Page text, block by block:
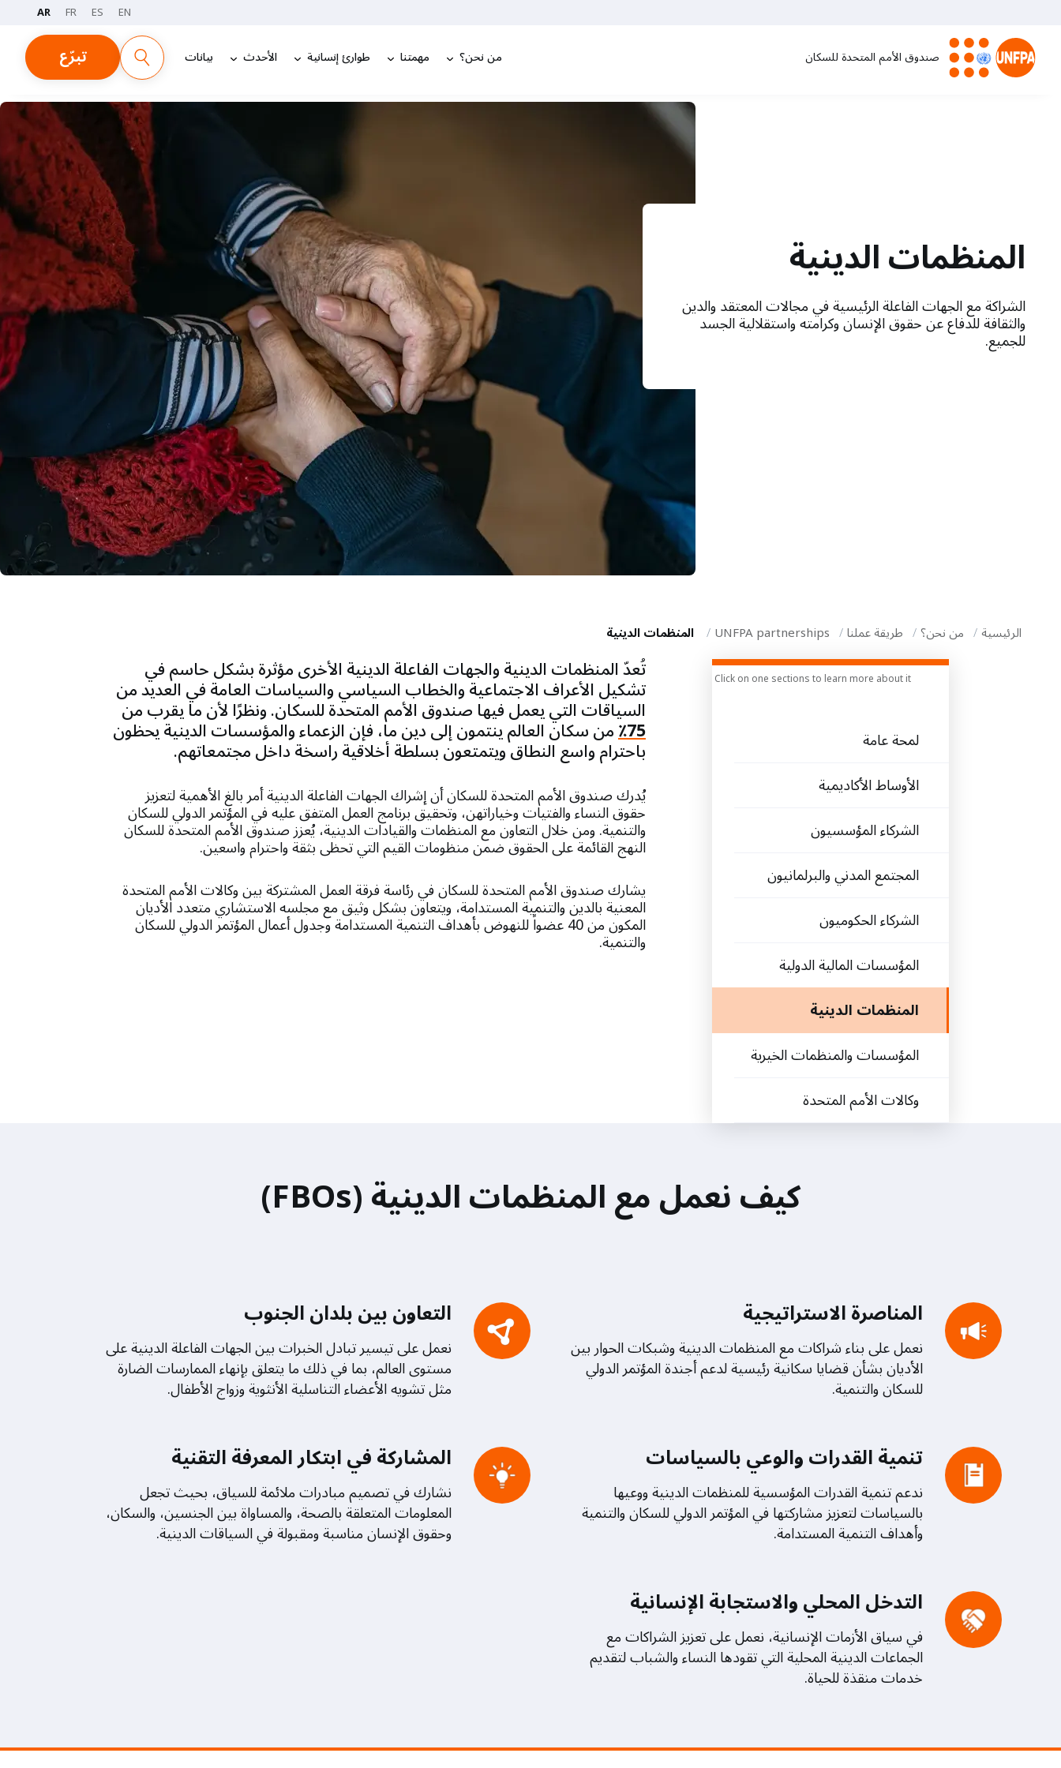
المحتوى
الرئيسي
EN
ES
FR
AR
صندوق الأمم المتحدة للسكان من نحن؟ مهمتنا طوارئ إنسانية الأحدث بيانات تبرّع
المنظمات الدينية
الشراكة مع الجهات الفاعلة الرئيسية في مجالات المعتقد والدين
والثقافة للدفاع عن حقوق الإنسان وكرامته واستقلالية الجسد
للجميع.
الرئيسية من نحن؟ طريقة عملنا UNFPA partnerships المنظمات الدينية
Click on one sections to learn more about it
‫لمحة عامة
الأوساط الأكاديمية
الشركاء المؤسسيون
المجتمع المدني والبرلمانيون
الشركاء الحكوميون
المؤسسات المالية الدولية
المنظمات الدينية
المؤسسات والمنظمات الخيرية
وكالات الأمم المتحدة
تُعدّ المنظمات الدينية والجهات الفاعلة الدينية الأخرى مؤثرة بشكل حاسم في
تشكيل الأعراف الاجتماعية والخطاب السياسي والسياسات العامة في العديد من
السياقات التي يعمل فيها صندوق الأمم المتحدة للسكان. ونظرًا لأن ما يقرب من
75٪ من سكان العالم ينتمون إلى دين ما، فإن الزعماء والمؤسسات الدينية يحظون
باحترام واسع النطاق ويتمتعون بسلطة أخلاقية راسخة داخل مجتمعاتهم.
يُدرك صندوق الأمم المتحدة للسكان أن إشراك الجهات الفاعلة الدينية أمر بالغ الأهمية لتعزيز
حقوق النساء والفتيات وخياراتهن، وتحقيق برنامج العمل المتفق عليه في المؤتمر الدولي للسكان
والتنمية. ومن خلال التعاون مع المنظمات والقيادات الدينية، يُعزز صندوق الأمم المتحدة للسكان
النهج القائمة على الحقوق ضمن منظومات القيم التي تحظى بثقة واحترام واسعين.
يشارك صندوق الأمم المتحدة للسكان في رئاسة فرقة العمل المشتركة بين وكالات الأمم المتحدة
المعنية بالدين والتنمية المستدامة، ويتعاون بشكل وثيق مع مجلسه الاستشاري متعدد الأديان
المكون من 40 عضواً للنهوض بأهداف التنمية المستدامة وجدول أعمال المؤتمر الدولي للسكان
والتنمية.
كيف نعمل مع المنظمات الدينية (FBOs)
المناصرة الاستراتيجية
نعمل على بناء شراكات مع المنظمات الدينية وشبكات الحوار بين
الأديان بشأن قضايا سكانية رئيسية لدعم أجندة المؤتمر الدولي
للسكان والتنمية.
التعاون بين بلدان الجنوب
نعمل على تيسير تبادل الخبرات بين الجهات الفاعلة الدينية على
مستوى العالم، بما في ذلك ما يتعلق بإنهاء الممارسات الضارة
مثل تشويه الأعضاء التناسلية الأنثوية وزواج الأطفال.
تنمية القدرات والوعي بالسياسات
ندعم تنمية القدرات المؤسسية للمنظمات الدينية ووعيها
بالسياسات لتعزيز مشاركتها في المؤتمر الدولي للسكان والتنمية
وأهداف التنمية المستدامة.
المشاركة في ابتكار المعرفة التقنية
نشارك في تصميم مبادرات ملائمة للسياق، بحيث تجعل
المعلومات المتعلقة بالصحة، والمساواة بين الجنسين، والسكان،
وحقوق الإنسان مناسبة ومقبولة في السياقات الدينية.
التدخل المحلي والاستجابة الإنسانية
في سياق الأزمات الإنسانية، نعمل على تعزيز الشراكات مع
الجماعات الدينية المحلية التي تقودها النساء والشباب لتقديم
خدمات منقذة للحياة.